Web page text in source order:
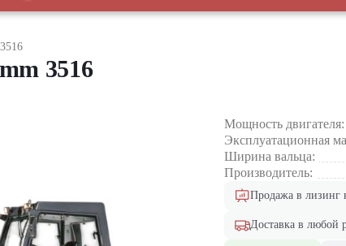
3516
Мощность двигателя:
Эксплуатационная
Ширина вальца:
Производитель:
Продажа в лизинг
Доставка в любой